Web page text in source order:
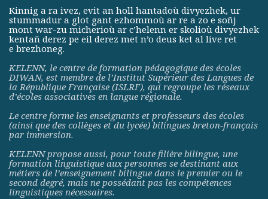
Kinnig a ra ivez, evit an holl hantadoù divyezhek, ur
stummadur a glot gant ezhommoù ar re a zo e soñj
mont war-zu micherioù ar c’helenn er skolioù divyezhek
kentañ derez pe eil derez met n’o deus ket al live ret
e brezhoneg.
KELENN, le centre de formation pédagogique des écoles
DIWAN, est membre de l’Institut Supérieur des Langues de
la République Française (ISLRF), qui regroupe les réseaux
d’écoles associatives en langue régionale.
Le centre forme les enseignants et professeurs des écoles
(ainsi que des collèges et du lycée) bilingues breton-français
par immersion.
KELENN propose aussi, pour toute filière bilingue, une
formation linguistique aux personnes se destinant aux
métiers de l’enseignement bilingue dans le premier ou le
second degré, mais ne possédant pas les compétences
linguistiques nécessaires.